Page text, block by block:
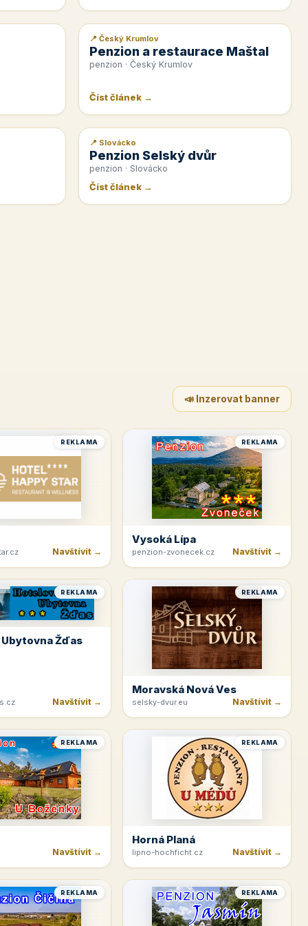
📰 PR článek
📍 Český Krumlov
Penzion a restaurace Maštal
penzion · Český Krumlov
Číst článek →
📰 PR článek
📍 Slovácko
Penzion Selský dvůr
penzion · Slovácko
Číst článek →
📣 Inzerovat banner
REKLAMA
Navštívit →
REKLAMA
Vysoká Lípa
penzion-zvonecek.cz Navštívit →
REKLAMA
Žďas
Navštívit →
REKLAMA
Moravská Nová Ves
selsky-dvur.eu Navštívit →
REKLAMA
Navštívit →
REKLAMA
Horná Planá
lipno-hochficht.cz Navštívit →
REKLAMA REKLAMA